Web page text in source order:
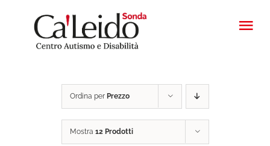
contenuto
PROGETTI
Ordina per Prezzo
Mostra 12 Prodotti